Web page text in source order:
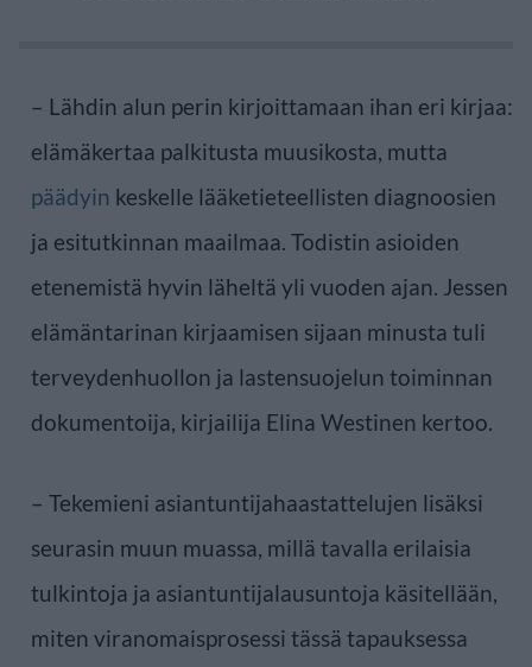
– Lähdin alun perin kirjoittamaan ihan eri kirjaa:
elämäkertaa palkitusta muusikosta, mutta
päädyin keskelle lääketieteellisten diagnoosien
ja esitutkinnan maailmaa. Todistin asioiden
etenemistä hyvin läheltä yli vuoden ajan. Jessen
elämäntarinan kirjaamisen sijaan minusta tuli
terveydenhuollon ja lastensuojelun toiminnan
dokumentoija, kirjailija Elina Westinen kertoo.
– Tekemieni asiantuntijahaastattelujen lisäksi
seurasin muun muassa, millä tavalla erilaisia
tulkintoja ja asiantuntijalausuntoja käsitellään,
miten viranomaisprosessi tässä tapauksessa